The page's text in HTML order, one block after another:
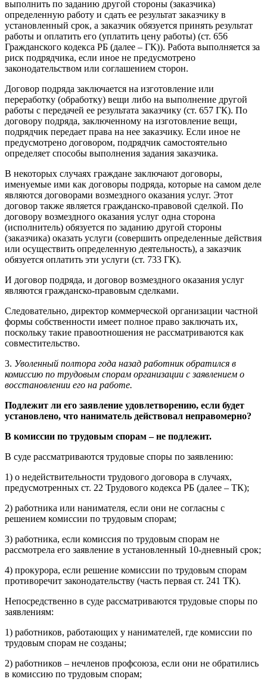
выполнить по заданию другой стороны (заказчика)
определенную работу и сдать ее результат заказчику в
установленный срок, а заказчик обязуется принять результат
работы и оплатить его (уплатить цену работы) (ст. 656
Гражданского кодекса РБ (далее – ГК)). Работа выполняется за
риск подрядчика, если иное не предусмотрено
законодательством или соглашением сторон.
Договор подряда заключается на изготовление или
переработку (обработку) вещи либо на выполнение другой
работы с передачей ее результата заказчику (ст. 657 ГК). По
договору подряда, заключенному на изготовление вещи,
подрядчик передает права на нее заказчику. Если иное не
предусмотрено договором, подрядчик самостоятельно
определяет способы выполнения задания заказчика.
В некоторых случаях граждане заключают договоры,
именуемые ими как договоры подряда, которые на самом деле
являются договорами возмездного оказания услуг. Этот
договор также является гражданско-правовой сделкой. По
договору возмездного оказания услуг одна сторона
(исполнитель) обязуется по заданию другой стороны
(заказчика) оказать услуги (совершить определенные действия
или осуществить определенную деятельность), а заказчик
обязуется оплатить эти услуги (ст. 733 ГК).
И договор подряда, и договор возмездного оказания услуг
являются гражданско-правовым сделками.
Следовательно, директор коммерческой организации частной
формы собственности имеет полное право заключать их,
поскольку такие правоотношения не рассматриваются как
совместительство.
3. Уволенный полтора года назад работник обратился в
комиссию по трудовым спорам организации с заявлением о
восстановлении его на работе.
Подлежит ли его заявление удовлетворению, если будет
установлено, что наниматель действовал неправомерно?
В комиссии по трудовым спорам – не подлежит.
В суде рассматриваются трудовые споры по заявлению:
1) о недействительности трудового договора в случаях,
предусмотренных ст. 22 Трудового кодекса РБ (далее – ТК);
2) работника или нанимателя, если они не согласны с
решением комиссии по трудовым спорам;
3) работника, если комиссия по трудовым спорам не
рассмотрела его заявление в установленный 10-дневный срок;
4) прокурора, если решение комиссии по трудовым спорам
противоречит законодательству (часть первая ст. 241 ТК).
Непосредственно в суде рассматриваются трудовые споры по
заявлениям:
1) работников, работающих у нанимателей, где комиссии по
трудовым спорам не созданы;
2) работников – нечленов профсоюза, если они не обратились
в комиссию по трудовым спорам;